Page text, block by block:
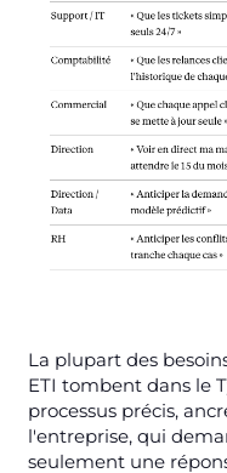
La plupart des
ETI tombent dans le
processus précis,
l'entreprise, qui
seulement une